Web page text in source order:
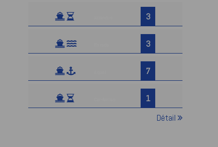
3
3
7
1
Détail